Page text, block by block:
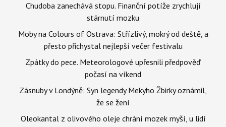
Chudoba zanechává stopu. Finanční potíže zrychlují
stárnutí mozku
Moby na Colours of Ostrava: Střízlivý, mokrý od deště, a
přesto přichystal nejlepší večer festivalu
Zpátky do pece. Meteorologové upřesnili předpověď
počasí na víkend
Zásnuby v Londýně: Syn legendy Mekyho Žbirky oznámil,
že se žení
Oleokantal z olivového oleje chrání mozek myší, u lidí